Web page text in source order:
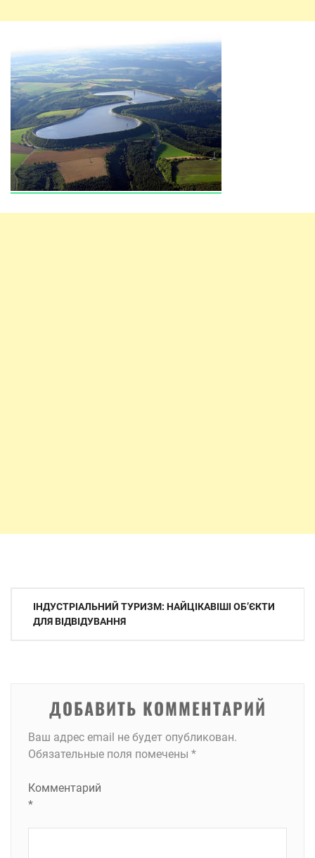
Навигация
ІНДУСТРІАЛЬНИЙ ТУРИЗМ: НАЙЦІКАВІШІ ОБ’ЄКТИ
ДЛЯ ВІДВІДУВАННЯ
ДОБАВИТЬ КОММЕНТАРИЙ
Ваш адрес email не будет опубликован.
Обязательные поля помечены *
Комментарий
*